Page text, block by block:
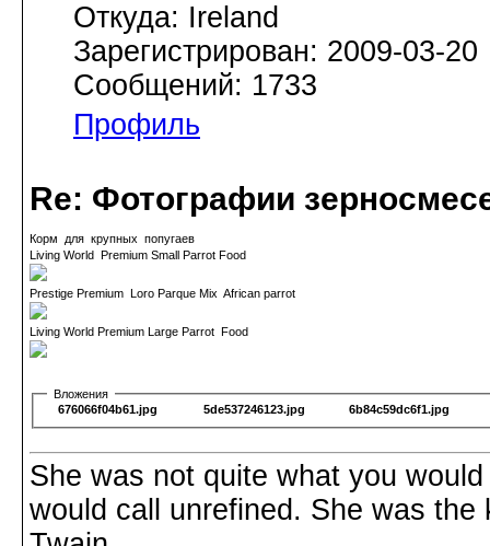
Откуда: Ireland
Зарегистрирован: 2009-03-20
Сообщений: 1733
Профиль
Re: Фотографии
Корм для крупных попугаев
Living World Premium Small Parrot Food
Prestige Premium Loro Parque Mix African parrot
Living World Premium Large Parrot Food
Вложения
676066f04b61.jpg
5de537246123.jpg 6b84c59dc6f1.jpg
She was not quite what you
would call unrefined. She was